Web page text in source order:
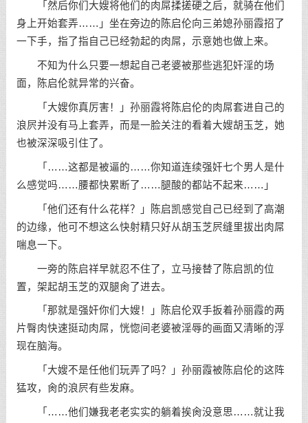
「然后你们大嫂将他们的肉屌揉搓硬之后，就骑在他们
身上开始套弄……」坐在旁边的陈启伦向三弟媳孙丽霞招了
一下手，指了指自己已经勃起的肉屌，示意她也做上来。
不知为什么只要一想起自己老婆被那些逃犯奸淫的场
面，陈启伦就异常的兴奋。
「大嫂你真厉害！」孙丽霞将陈启伦的肉屌套进自己的
浪屄并没有马上套弄，而是一脸关注的看着大嫂胡玉芝，她
也被深深吸引住了。
「……这都是被逼的……你知道连续强奸七个男人是什
么感觉吗……腰都快累断了……腿酸的都站不起来……」
「他们还有什么花样？」陈启凯感觉自己已经到了高潮
的边缘，他可不想这么快射精只好从胡玉芝屄缝里拔出肉屌
喘息一下。
一旁的陈启祥早就忍不住了，立马接替了陈启凯的位
置，架起胡玉芝的双腿肏了进去。
「那就是强奸你们大嫂！」陈启伦双手扳着孙丽霞的两
片臀肉快速挺动肉屌，恍惚间老婆被淫辱的画面又清晰的浮
现在脑海。
「大嫂不是任他们玩弄了吗？」孙丽霞被陈启伦的这阵
猛攻，肏的浪屄有些发麻。
「……他们嫌我老老实实的躺着挨肏没意思……就让我